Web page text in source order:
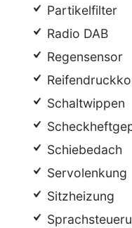
Partikelfilter
Radio DAB
Regensensor
Schaltwippen
Schiebedach
Servolenkung
Sitzheizung